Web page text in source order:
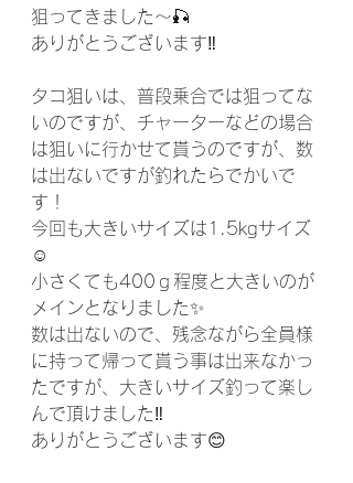
狙ってきました〜🎣
ありがとうございます‼️
タコ狙いは、普段乗合では狙ってな
いのですが、チャーターなどの場合
は狙いに行かせて貰うのですが、数
は出ないですが釣れたらでかいで
す！
今回も大きいサイズは1.5kgサイズ
☺️
小さくても400ｇ程度と大きいのが
メインとなりました✨
数は出ないので、残念ながら全員様
に持って帰って貰う事は出来なかっ
たですが、大きいサイズ釣って楽し
んで頂けました‼️
ありがとうございます😊